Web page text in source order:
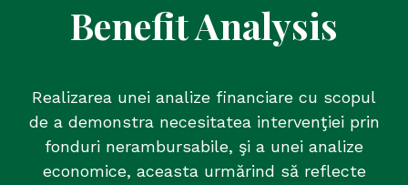
Benefit Analysis
Realizarea unei analize financiare cu scopul
de a demonstra necesitatea intervenţiei prin
fonduri nerambursabile, şi a unei analize
economice, aceasta urmărind să reflecte